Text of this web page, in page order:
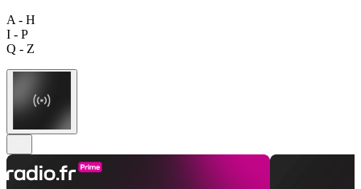
A - H
I - P
Q - Z